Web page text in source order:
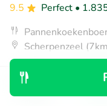
9.5
Perfect •
Scherpenzeel
Verkocht: 6